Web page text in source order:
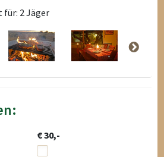
für: 2 Jäger
€ 30,-